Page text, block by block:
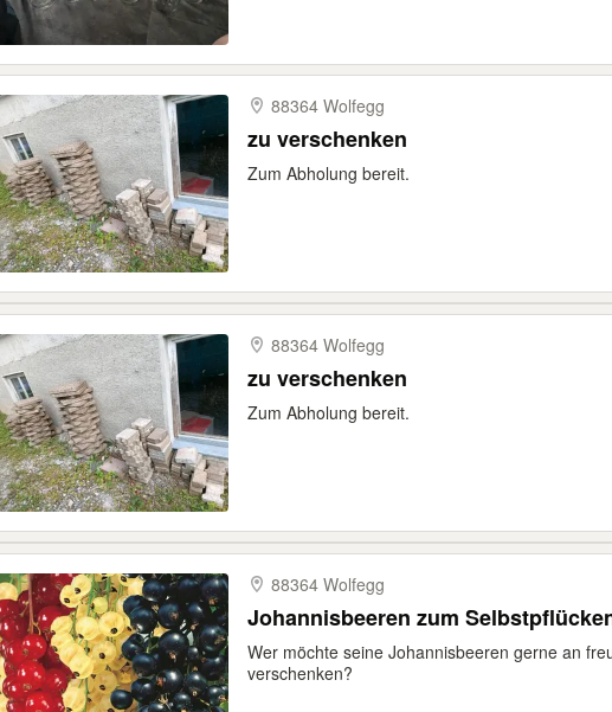
88364 Wolfegg
zu verschenken
Zum Abholung bereit.
88364 Wolfegg
zu verschenken
Zum Abholung bereit.
88364 Wolfegg
Johannisbeeren zum
Wer möchte seine Johannisbeeren gerne an
verschenken?